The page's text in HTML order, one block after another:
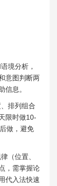
境分析，
意图判断两
信息。
排列组合
限时做10-
做，避免
（位置、
，需掌握论
代入法快速